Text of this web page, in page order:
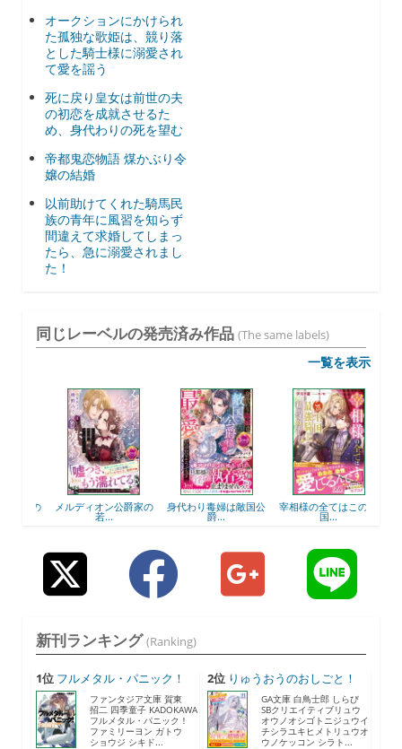
オークションにかけられ
た孤独な歌姫は、競り落
とした騎士様に溺愛され
て愛を謡う
死に戻り皇女は前世の夫
の初恋を成就させるた
め、身代わりの死を望む
帝都鬼恋物語 煤かぶり令
嬢の結婚
以前助けてくれた騎馬民
族の青年に風習を知らず
間違えて求婚してしまっ
たら、急に溺愛されまし
た！
同じレーベルの発売済み作品 (The same labels)
一覧を表示
メルディオン公爵家の
若...
身代わり毒婦は敵国公
爵...
宰相様の全てはこの王
国...
新刊ランキング (Ranking)
1位 フルメタル・パニック！
F...
ファンタジア文庫 賀東
招二 四季童子 KADOKAWA
フルメタル・パニック！
ファミリーヨン ガトウ
ショウジ シキド...
2位 りゅうおうのおしごと！
21...
GA文庫 白鳥士郎 しらび
SBクリエイティブリュウ
オウノオシゴトニジュウイ
チシラユキヒメトリュウオ
ウノケッコン シラト...